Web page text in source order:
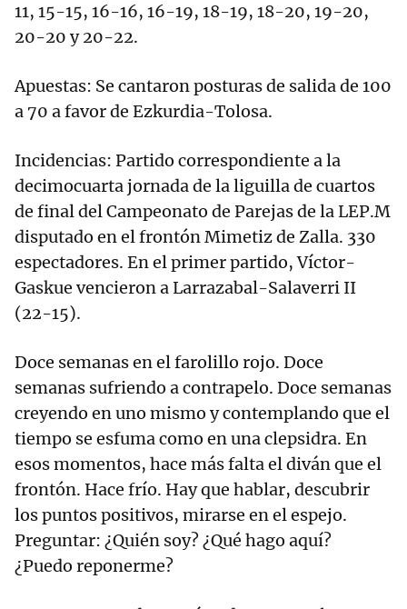
11, 15-15, 16-16, 16-19, 18-19, 18-20, 19-20,
20-20 y 20-22.
Apuestas: Se cantaron posturas de salida de 100
a 70 a favor de Ezkurdia-Tolosa.
Incidencias: Partido correspondiente a la
decimocuarta jornada de la liguilla de cuartos
de final del Campeonato de Parejas de la LEP.M
disputado en el frontón Mimetiz de Zalla. 330
espectadores. En el primer partido, Víctor-
Gaskue vencieron a Larrazabal-Salaverri II
(22-15).
Doce semanas en el farolillo rojo. Doce
semanas sufriendo a contrapelo. Doce semanas
creyendo en uno mismo y contemplando que el
tiempo se esfuma como en una clepsidra. En
esos momentos, hace más falta el diván que el
frontón. Hace frío. Hay que hablar, descubrir
los puntos positivos, mirarse en el espejo.
Preguntar: ¿Quién soy? ¿Qué hago aquí?
¿Puedo reponerme?